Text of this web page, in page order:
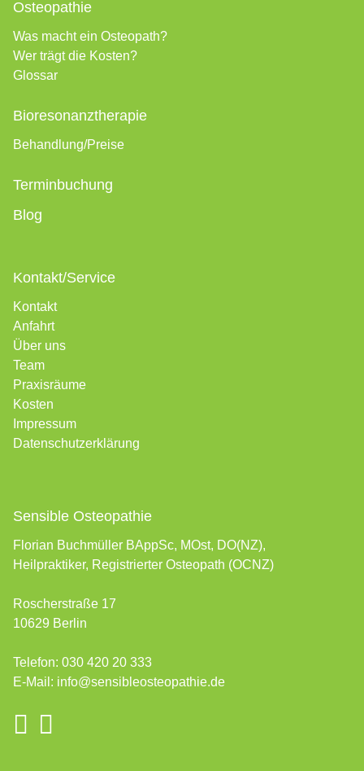
Osteopathie
Was macht ein Osteopath?
Wer trägt die Kosten?
Glossar
Bioresonanztherapie
Behandlung/Preise
Terminbuchung
Blog
Kontakt/Service
Kontakt
Anfahrt
Über uns
Team
Praxisräume
Kosten
Impressum
Datenschutzerklärung
Sensible Osteopathie
Florian Buchmüller BAppSc, MOst, DO(NZ),
Heilpraktiker, Registrierter Osteopath (OCNZ)
Roscherstraße 17
10629 Berlin
Telefon: 030 420 20 333
E-Mail: info@sensibleosteopathie.de